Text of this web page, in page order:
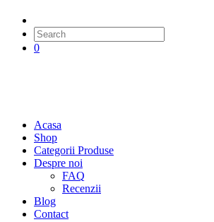
0
Acasa
Shop
Categorii Produse
Despre noi
FAQ
Recenzii
Blog
Contact